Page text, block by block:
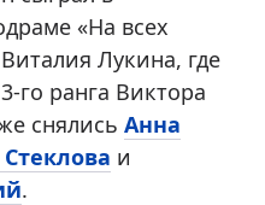
«На всех
Лукина, где
го ранга Виктора
снялись Анна
и
.